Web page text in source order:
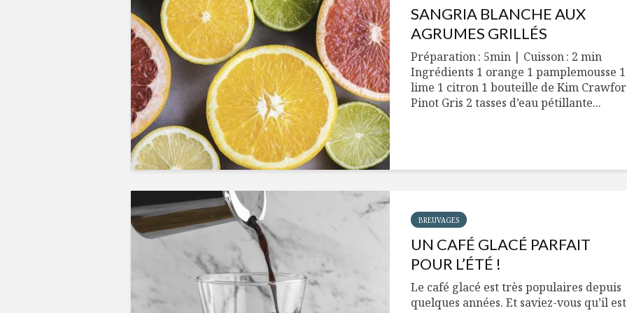
SANGRIA BLANCHE AUX
AGRUMES GRILLÉS
Préparation : 5min | Cuisson : 2 min
Ingrédients 1 orange 1 pamplemousse 1
lime 1 citron 1 bouteille de Kim
Pinot Gris 2 tasses d’eau pétillante...
BREUVAGES
UN CAFÉ GLACÉ PARFAIT
POUR L’ÉTÉ !
Le café glacé est très populaires depuis
quelques années. Et saviez-vous qu’il est